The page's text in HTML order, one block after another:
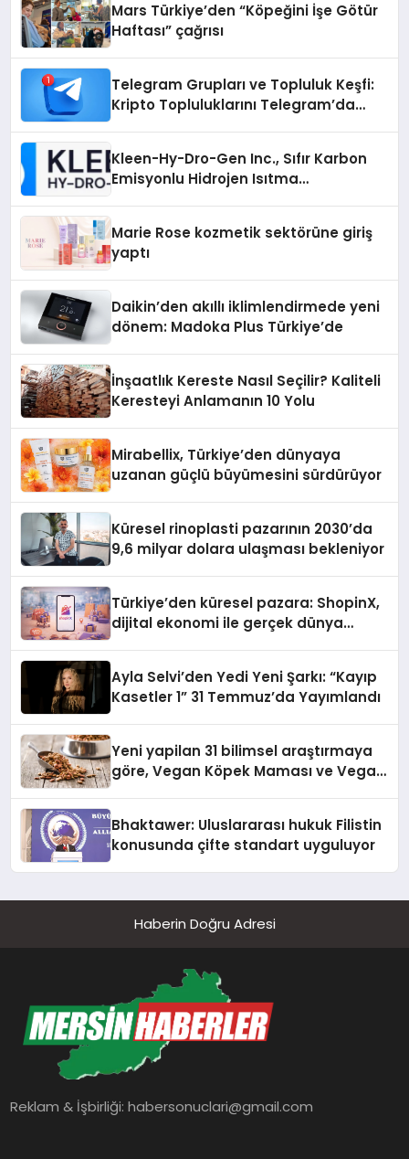
Mars Türkiye’den “Köpeğini İşe Götür
Haftası” çağrısı
Telegram Grupları ve Topluluk Keşfi:
Kripto Topluluklarını Telegram’da
Kleen-Hy-Dro-Gen Inc., Sıfır Karbon
Emisyonlu Hidrojen Isıtma
Marie Rose kozmetik sektörüne giriş
yaptı
Daikin’den akıllı iklimlendirmede yeni
dönem: Madoka Plus Türkiye’de
İnşaatlık Kereste Nasıl Seçilir? Kaliteli
Keresteyi Anlamanın 10 Yolu
Mirabellix, Türkiye’den dünyaya
uzanan güçlü büyümesini sürdürüyor
Küresel rinoplasti pazarının 2030’da
9,6 milyar dolara ulaşması bekleniyor
Türkiye’den küresel pazara: ShopinX,
dijital ekonomi ile gerçek dünya
Ayla Selvi’den Yedi Yeni Şarkı: “Kayıp
Kasetler 1” 31 Temmuz’da Yayımlandı
Yeni yapilan 31 bilimsel araştırmaya
göre, Vegan Köpek Maması ve Vegan
Bhaktawer: Uluslararası hukuk Filistin
konusunda çifte standart uyguluyor
Haberin Doğru Adresi
Reklam & İşbirliği:habersonuclari@gmail.com